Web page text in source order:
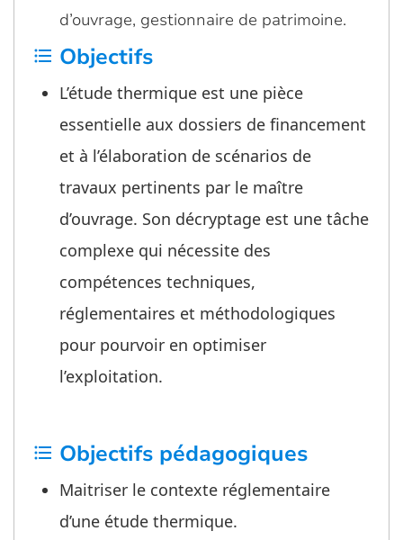
d’ouvrage, gestionnaire de patrimoine.
format_list_bulleted Objectifs
L’étude thermique est une pièce
essentielle aux dossiers de financement
et à l’élaboration de scénarios de
travaux pertinents par le maître
d’ouvrage. Son décryptage est une tâche
complexe qui nécessite des
compétences techniques,
réglementaires et méthodologiques
pour pourvoir en optimiser
l’exploitation.
format_list_bulleted Objectifs pédagogiques
Maitriser le contexte réglementaire
d’une étude thermique.